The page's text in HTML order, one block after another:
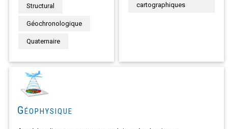
Structural
Géochronologique
Quaternaire
cartographiques
Géophysique